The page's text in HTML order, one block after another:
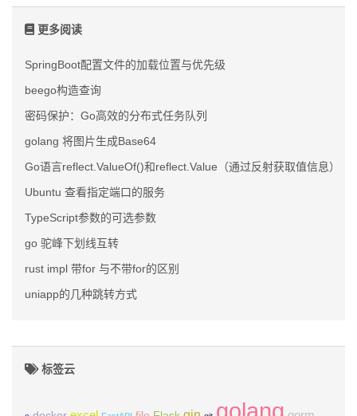
更多阅读
SpringBoot配置文件的加载位置与优先级
beego构造查询
密码保护：Go高效的分布式任务队列
golang 将图片生成Base64
Go语言reflect.ValueOf()和reflect.Value（通过反射获取值信息）
Ubuntu 查看指定端口的服务
TypeScript参数的可选参数
go 驼峰下划线互转
rust impl 带for 与不带for的区别
uniapp的几种跳转方式
标签云